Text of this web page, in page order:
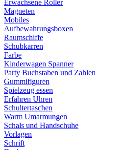
Erwachsene Roller
Magneten
Mobiles
Aufbewahrungsboxen
Raumschiffe
Schubkarren
Farbe
Kinderwagen Spanner
Party Buchstaben und Zahlen
Gummifiguren
Spielzeug essen
Erfahren Uhren
Schultertaschen
Warm Umarmungen
Schals und Handschuhe
Vorlagen
Schrift